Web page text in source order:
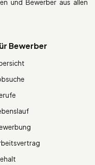
und Bewerber aus allen
Bewerber